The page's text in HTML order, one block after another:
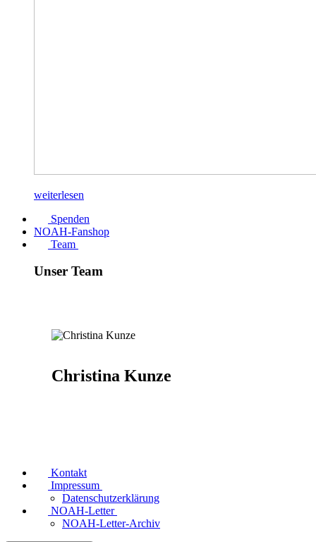
weiterlesen
Spenden
NOAH-Fanshop
Team
Unser Team
Christina Kunze
Kontakt
Impressum
Datenschutzerklärung
NOAH-Letter
NOAH-Letter-Archiv